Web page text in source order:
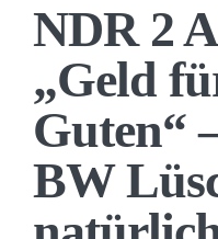
NDR 2
„Geld
Guten“
BW